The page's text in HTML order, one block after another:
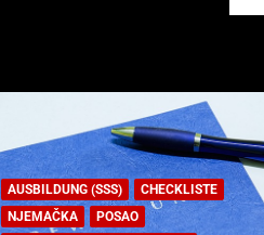
AUSBILDUNG (SSS)
CHECKLISTE
NJEMAČKA
POSAO